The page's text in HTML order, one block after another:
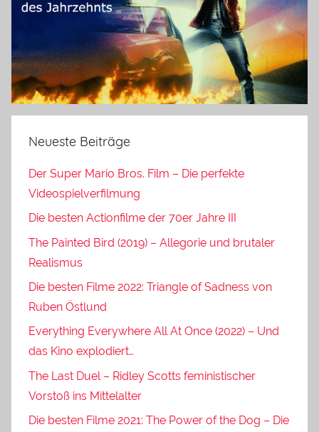
Neueste Beiträge
Der Super Mario Bros. Film – Die perfekte
Videospielverfilmung
Die besten Actionfilme der 70er Jahre III
The Painted Bird (2019) – Allegorie und brutaler
Realismus
Die besten Filme 2022: Triangle of Sadness von
Ruben Östlund
Everything Everywhere All At Once (2022) – Und
das Kino explodiert…
The Last Duel – Ridley Scotts feministischer
Vorstoß ins Mittelalter
Die besten Filme 2021: The Power of the Dog – Die